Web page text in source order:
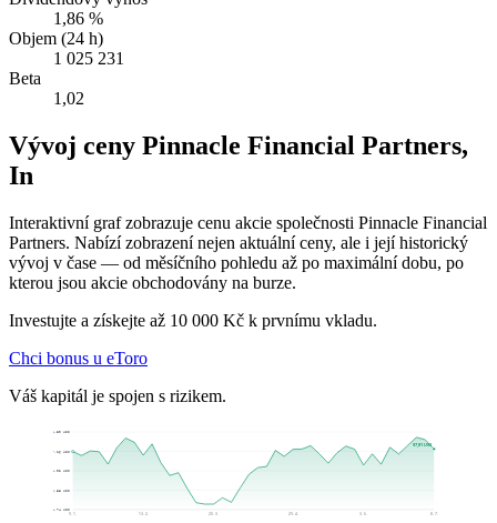
1,86 %
Objem (24 h)
1 025 231
Beta
1,02
Vývoj ceny Pinnacle Financial Partners,
In
Interaktivní graf zobrazuje cenu akcie společnosti Pinnacle Financial
Partners. Nabízí zobrazení nejen aktuální ceny, ale i její historický
vývoj v čase — od měsíčního pohledu až po maximální dobu, po
kterou jsou akcie obchodovány na burze.
Investujte a získejte až 10 000 Kč k prvnímu vkladu.
Chci bonus u eToro
Váš kapitál je spojen s rizikem.
81,74 US$
86,88 US$
92,02 US$
97,16 US$
102,30 US$
9. 1. 13. 2. 20. 3. 29. 4. 8. 7.
97,81 US$